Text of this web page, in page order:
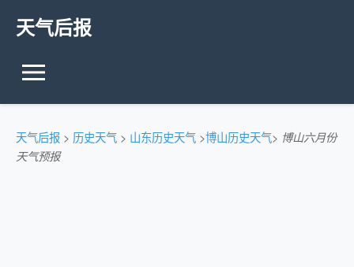
天气后报
天气后报 > 历史天气 > 山东历史天气 >博山历史天气> 博山六月份
天气预报